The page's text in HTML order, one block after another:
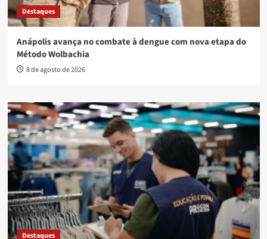
Destaques
Anápolis avança no combate à dengue com nova etapa do
Método Wolbachia
8 de agosto de 2026
Destaques